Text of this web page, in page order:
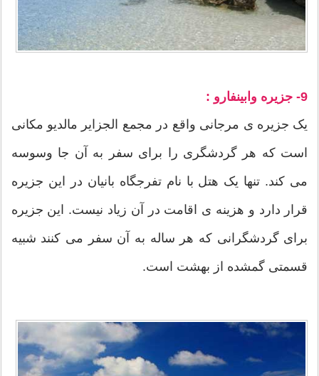
9- جزیره وابینفارو :
یک جزیره ی مرجانی واقع در مجمع الجزایر مالدیو مکانی
است که هر گردشگری را برای سفر به آن جا وسوسه
می کند. تنها یک هتل با نام تفرجگاه بانیان در این جزیره
قرار دارد و هزینه ی اقامت در آن زیاد نیست. این جزیره
برای گردشگرانی که هر ساله به آن سفر می کنند شبیه
قسمتی گمشده از بهشت است.